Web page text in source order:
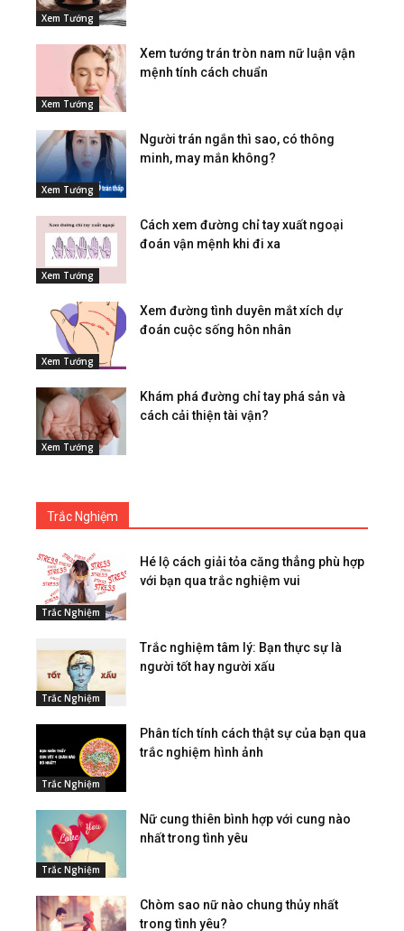
Xem Tướng
Xem Tướng
Xem tướng trán tròn nam nữ luận vận
mệnh tính cách chuẩn
Xem Tướng
Người trán ngắn thì sao, có thông
minh, may mắn không?
Xem Tướng
Cách xem đường chỉ tay xuất ngoại
đoán vận mệnh khi đi xa
Xem Tướng
Xem đường tình duyên mắt xích dự
đoán cuộc sống hôn nhân
Xem Tướng
Khám phá đường chỉ tay phá sản và
cách cải thiện tài vận?
Trắc Nghiệm
Trắc Nghiệm
Hé lộ cách giải tỏa căng thẳng phù hợp
với bạn qua trắc nghiệm vui
Trắc Nghiệm
Trắc nghiệm tâm lý: Bạn thực sự là
người tốt hay người xấu
Trắc Nghiệm
Phân tích tính cách thật sự của bạn qua
trắc nghiệm hình ảnh
Trắc Nghiệm
Nữ cung thiên bình hợp với cung nào
nhất trong tình yêu
Chòm sao nữ nào chung thủy nhất
trong tình yêu?